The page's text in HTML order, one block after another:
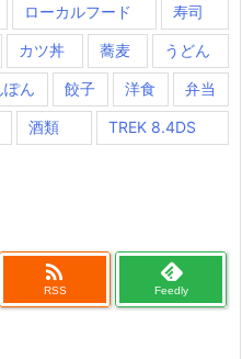
ローカルフード 寿司
カツ丼 蕎麦 うどん
ぽん 餃子 洋食 弁当
酒類 TREK 8.4DS

RSS Feedly